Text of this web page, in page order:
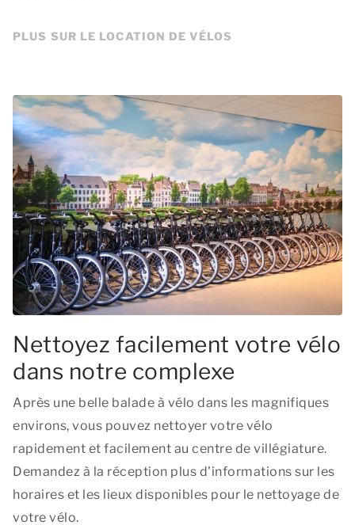
PLUS SUR LE LOCATION DE VÉLOS
Nettoyez facilement votre vélo
dans notre complexe
Après une belle balade à vélo dans les magnifiques
environs, vous pouvez nettoyer votre vélo
rapidement et facilement au centre de villégiature.
Demandez à la réception plus d'informations sur les
horaires et les lieux disponibles pour le nettoyage de
votre vélo.